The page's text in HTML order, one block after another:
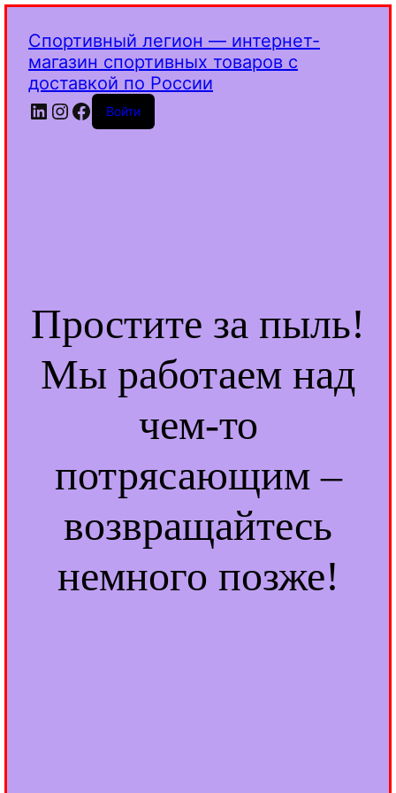
Спортивный легион — интернет-
магазин спортивных товаров с
доставкой по России
LinkedIn
Instagram
Facebook
Войти
Простите за пыль!
Мы работаем над
чем-то
потрясающим –
возвращайтесь
немного позже!